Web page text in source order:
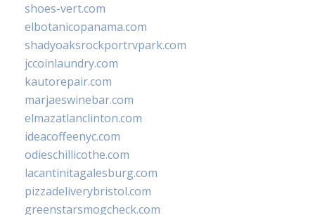
shoes-vert.com
elbotanicopanama.com
shadyoaksrockportrvpark.com
jccoinlaundry.com
kautorepair.com
marjaeswinebar.com
elmazatlanclinton.com
ideacoffeenyc.com
odieschillicothe.com
lacantinitagalesburg.com
pizzadeliverybristol.com
greenstarsmogcheck.com